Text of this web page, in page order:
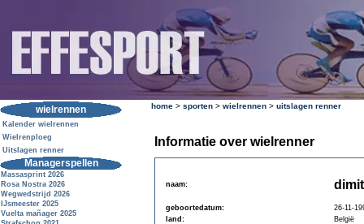
wielrennen
Kalender wielrennen
Wielrenploeg
Uitslagen renner
Managerspellen
Massasprint 2026
Rosa Nostra 2026
Wegwedstrijd 2026
IJsmeester 2025
Vuelta mañager 2025
home > sporten > wielrennen > uitslagen renner
Informatie over wielrenner
naam:
geboortedatum:
26-11-
land:
België